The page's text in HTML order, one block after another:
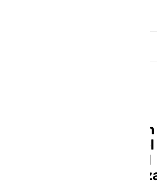
El Gobierno pacta
para sacar adelante
ómnibus de ayudas al
transporte y